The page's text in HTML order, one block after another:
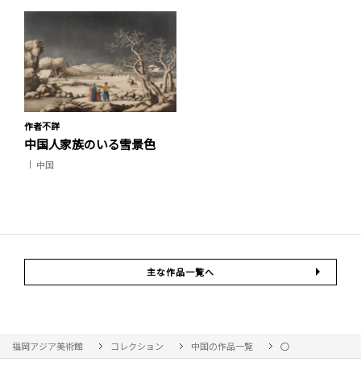
作者不詳
中国人家族のいる雪景色
中国
主な作品一覧へ
福岡アジア美術館 コレクション 中国の作品一覧 ○